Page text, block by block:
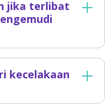
jika terlibat
kecelakaan